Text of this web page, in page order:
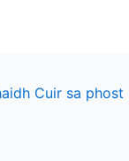
Cuir sa phost